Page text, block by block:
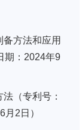
方法和应用
期：2024年9
（专利号：
2日）